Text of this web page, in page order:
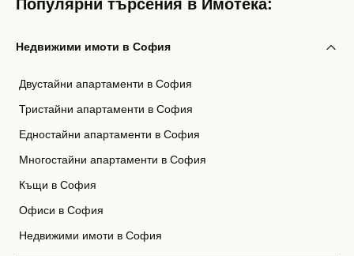
Популярни търсения в Имотека:
Недвижими имоти в София
Двустайни апартаменти в София
Тристайни апартаменти в София
Едностайни апартаменти в София
Многостайни апартаменти в София
Къщи в София
Офиси в София
Недвижими имоти в София